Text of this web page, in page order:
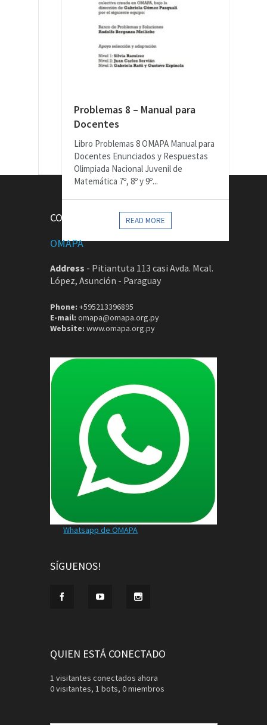
Problemas 8 – Manual para
Docentes
Libro Problemas 8 OMAPA Manual para
Docentes Enunciados y Respuestas
Olimpiada Nacional Juvenil de
Matemática 7º, 8º y 9º...
READ MORE
CONTACTOS
OMAPA
Address - Pitiantuta 113 casi Avda. Mcal.
López, Asunción - Paraguay
Phone: +595213396895
E-mail: omapa@omapa.org.py
Website: www.omapa.org.py
Whatsapp de OMAPA
SÍGUENOS!
QUIEN ESTÁ CONECTADO
1 visitantes conectados ahora
0 visitantes, 1 bots, 0 miembros
Buscar: